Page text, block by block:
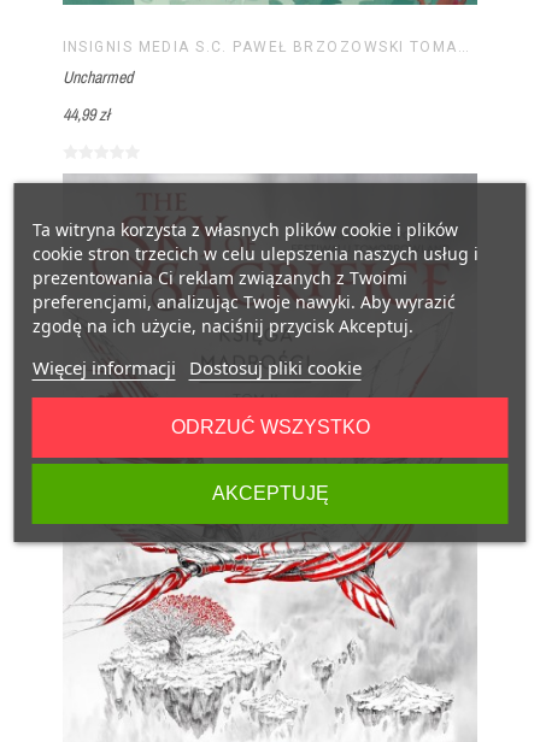
INSIGNIS MEDIA S.C. PAWEŁ BRZOZOWSKI TOMASZ BRZOZOWSKI
Uncharmed
44,99 zł
Ta witryna korzysta z własnych plików cookie i plików
cookie stron trzecich w celu ulepszenia naszych usług i
prezentowania Ci reklam związanych z Twoimi
preferencjami, analizując Twoje nawyki. Aby wyrazić
zgodę na ich użycie, naciśnij przycisk Akceptuj.
Więcej informacji Dostosuj pliki cookie
ODRZUĆ WSZYSTKO
AKCEPTUJĘ